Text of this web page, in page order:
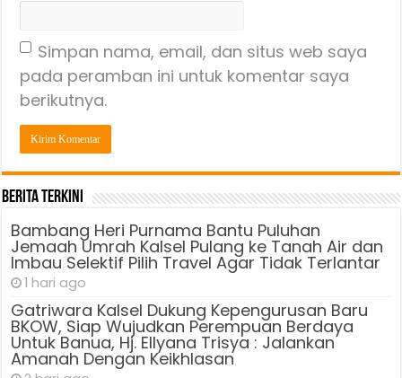
Simpan nama, email, dan situs web saya
pada peramban ini untuk komentar saya
berikutnya.
Berita Terkini
Bambang Heri Purnama Bantu Puluhan
Jemaah Umrah Kalsel Pulang ke Tanah Air dan
Imbau Selektif Pilih Travel Agar Tidak Terlantar
1 hari ago
Gatriwara Kalsel Dukung Kepengurusan Baru
BKOW, Siap Wujudkan Perempuan Berdaya
Untuk Banua, Hj. Ellyana Trisya : Jalankan
Amanah Dengan Keikhlasan